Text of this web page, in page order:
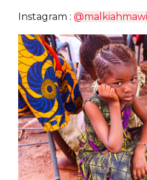
Instagram : @